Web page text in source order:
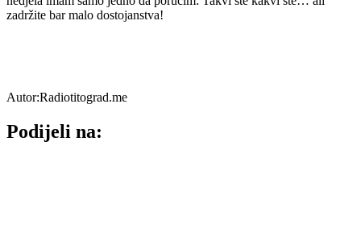
zadržite bar malo dostojanstva!
Autor:Radiotitograd.me
Podijeli na: